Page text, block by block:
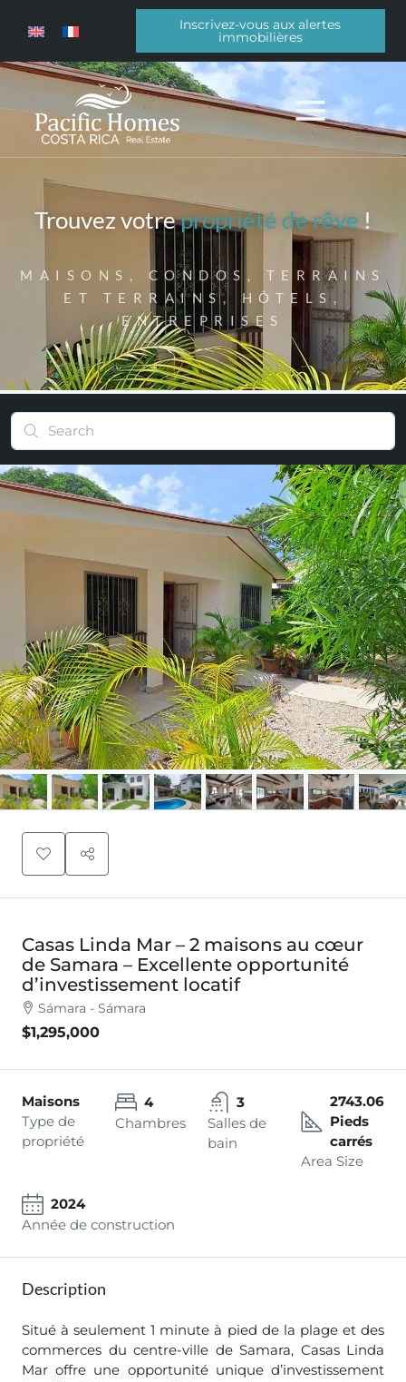
Inscrivez-vous aux alertes
immobilières
Trouvez votrepropriété de rêve !
MAISONS, CONDOS, TERRAINS
ET TERRAINS, HÔTELS,
ENTREPRISES
Casas Linda Mar – 2 maisons au cœur
de Samara – Excellente opportunité
d’investissement locatif
Sámara - Sámara
$1,295,000
Maisons
Type de
propriété
4
Chambres
3
Salles de
bain
2743.06
Pieds
carrés
Area Size
2024
Année de construction
Description
Situé à seulement 1 minute à pied de la plage et des
commerces du centre-ville de Samara, Casas Linda
Mar offre une opportunité unique d’investissement